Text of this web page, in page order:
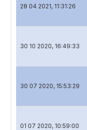
28 04 2021, 11:31:26
30 10 2020, 16:49:33
30 07 2020, 15:53:29
01 07 2020, 10:59:00